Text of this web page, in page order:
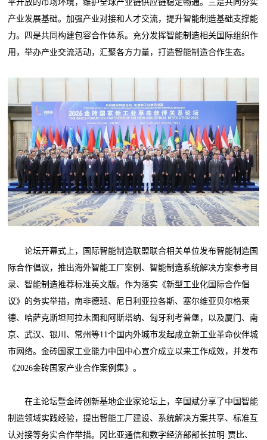
平开放的市场环境，维护全球产业链供应链稳定畅通。三是共同夯实
产业发展基础。加强产业对接和人才交流，提升智能制造基础支撑能
力。四是共同构建包容合作体系。充分发挥智能制造相关国际组织作
用，举办产业交流活动，汇聚各方力量，打造智能制造合作生态。
论坛开幕式上，国际智能制造联盟联合相关单位发布智能制造国
际合作倡议，推出海外智能工厂案例、智能制造系统解决方案参考目
录、智能制造推荐标准英文版。作为落实《新型工业化国际合作倡
议》的务实举措，南非德班、尼日利亚拉各斯、塞尔维亚贝尔格莱
德、哈萨克斯坦阿拉木图和阿斯塔纳、匈牙利考普堡，以及厦门、南
京、武汉、银川、常州等11个国内外城市发起成立新工业革命伙伴城
市网络。金砖国家工业能力中国中心宣介成立以来工作成效，并发布
《2026金砖国家产业合作案例集》。
在主论坛暨金砖创新基地企业家论坛上，辛国斌分享了中国智能
制造领域实践经验，提出智能工厂建设、系统解决方案共享、标准互
认对接等务实合作举措。冈比亚通信和数字经济部部长拉明·贾比、